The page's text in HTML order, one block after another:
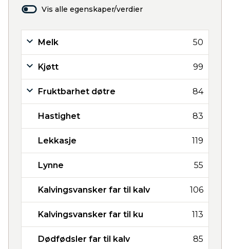
Vis alle egenskaper/verdier
Melk 50
Kjøtt 99
Fruktbarhet døtre 84
Hastighet 83
Lekkasje 119
Lynne 55
Kalvingsvansker far til kalv 106
Kalvingsvansker far til ku 113
Dødfødsler far til kalv 85